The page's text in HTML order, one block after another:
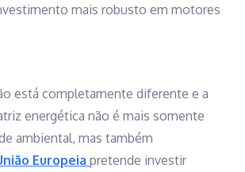
mais robusto em motores
está completamente diferente e a
energética não é mais somente
ambiental, mas também
Europeia pretende investir